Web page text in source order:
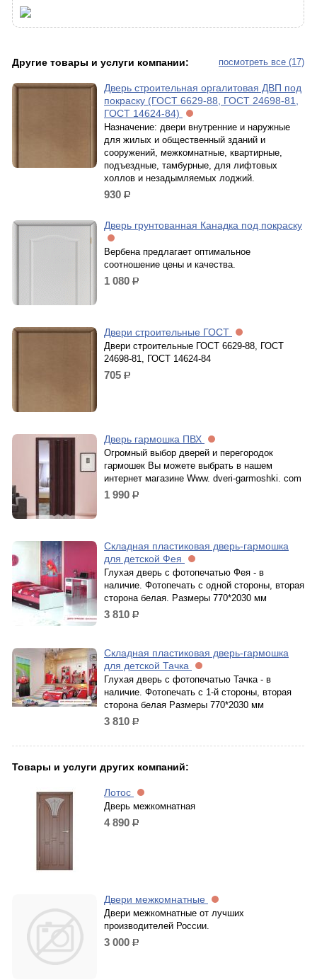
посмотреть все (17)
Другие товары и услуги компании:
Дверь строительная оргалитовая ДВП под
покраску (ГОСТ 6629-88, ГОСТ 24698-81,
ГОСТ 14624-84)
Назначение: двери внутренние и наружные
для жилых и общественный зданий и
сооружений, межкомнатные, квартирные,
подъездные, тамбурные, для лифтовых
холлов и незадымляемых лоджий.
930 р.
Дверь грунтованная Канадка под покраску
Вербена предлагает оптимальное
соотношение цены и качества.
1 080 р.
Двери строительные ГОСТ
Двери строительные ГОСТ 6629-88, ГОСТ
24698-81, ГОСТ 14624-84
705 р.
Дверь гармошка ПВХ
Огромный выбор дверей и перегородок
гармошек Вы можете выбрать в нашем
интернет магазине Www. dveri-garmoshki. com
1 990 р.
Складная пластиковая дверь-гармошка
для детской Фея
Глухая дверь с фотопечатью Фея - в
наличие. Фотопечать с одной стороны, вторая
сторона белая. Размеры 770*2030 мм
3 810 р.
Складная пластиковая дверь-гармошка
для детской Тачка
Глухая дверь с фотопечатью Тачка - в
наличие. Фотопечать с 1-й стороны, вторая
сторона белая Размеры 770*2030 мм
3 810 р.
Товары и услуги других компаний:
Лотос
Дверь межкомнатная
4 890 р.
Двери межкомнатные
Двери межкомнатные от лучших
производителей России.
3 000 р.